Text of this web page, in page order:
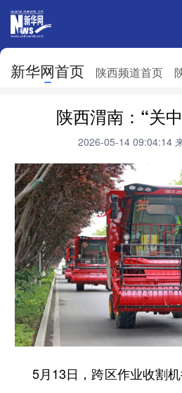
新华网首页 陕西频道首页
网站地图
天津
浙江 安徽
山东 河南
广东 广西
四川 贵州
陕西 甘肃
新疆 内蒙古
陕西渭南：“关
2026-05-14 09:04:14
5月13日，跨区作业收割机